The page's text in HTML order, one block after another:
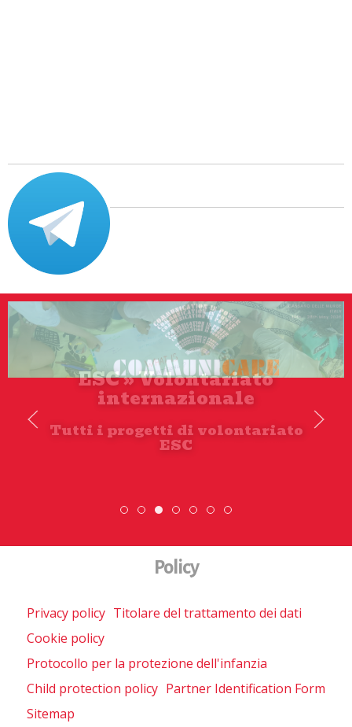
Scambio Giovanile » 19 - 28
maggio 2026
ESC » Volontariato internazionale
Scambio Giovanile » 19 - 28
DiscoverEu Inclusion
Scopri dove sono i
Policy
Privacy policy Titolare del trattamento dei dati
Cookie policy
Protocollo per la protezione dell'infanzia
Child protection policy Partner Identification Form
Sitemap